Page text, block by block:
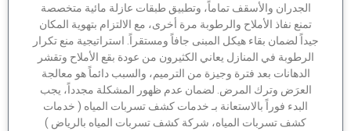
الجدران والأسقف تماماً، وتطبيق طبقات عازلة مائية متخصصة
تمنع نفاذ الأملاح والرطوبة مرة أخرى، مع الالتزام بتهوية المكان
لضمان بقاء هيكل المبنى جافاً ومستقراً. استراتيجية منع تكرار
في المنازل يعاني الكثيرون من عودة بقع الأملاح وتقشر
الدهانات بعد فترة وجيزة من الترميم، والسبب دائماً هو معالجة
العرَض وترك المرض. لضمان عدم ظهور المشكلة مجدداً، يجب
البدء فوراً بالاستعانة بـ خدمات كشف تسربات المياه ( خدمات
كشف تسربات المياه، شركة كشف تسربات المياه بالرياض )